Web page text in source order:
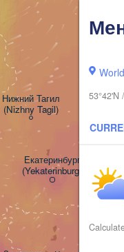
World
53°42'N
Екатеринбург
(Yekaterinburg)
Нижний Тагил
(Nizhny Tagil)